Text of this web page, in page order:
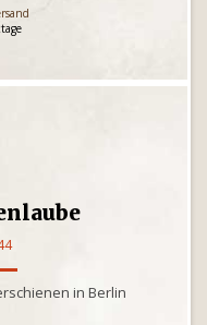
in Berlin